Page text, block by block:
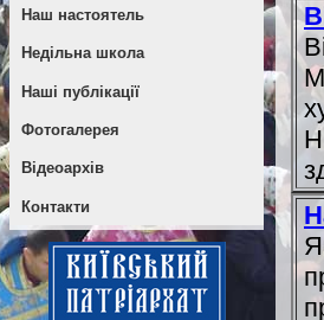
Наш настоятель
Недільна школа
Наші публікації
Фотогалерея
Відеоархів
Контакти